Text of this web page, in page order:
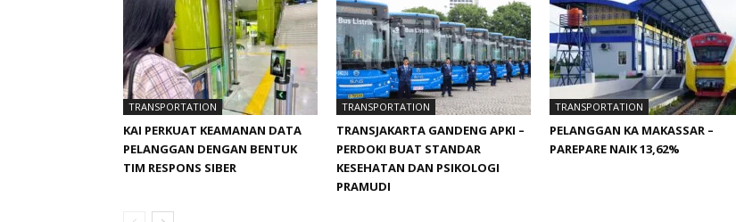
TRANSPORTATION
KAI PERKUAT KEAMANAN DATA
PELANGGAN DENGAN BENTUK
TIM RESPONS SIBER
TRANSPORTATION
TRANSJAKARTA GANDENG APKI –
PERDOKI BUAT STANDAR
KESEHATAN DAN PSIKOLOGI
PRAMUDI
TRANSPORTATION
PELANGGAN KA MAKASSAR –
PAREPARE NAIK 13,62%